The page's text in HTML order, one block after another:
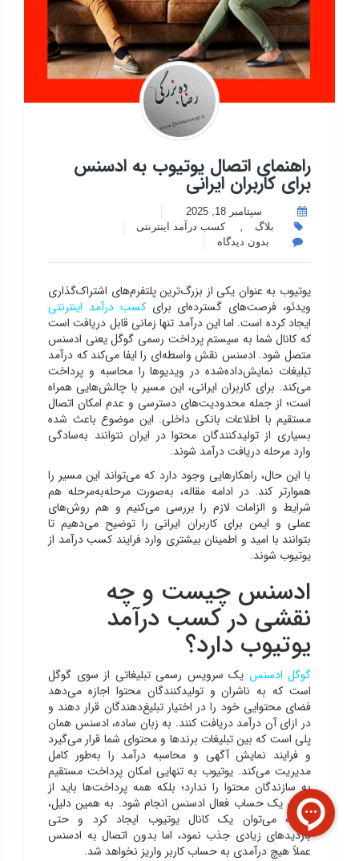
راهنمای اتصال یوتیوب به ادسنس
برای کاربران ایرانی
سپتامبر 18, 2025
بلاگ
,
کسب درآمد اینترنتی
بدون دیدگاه
یوتیوب به عنوان یکی از بزرگ‌ترین پلتفرم‌های اشتراک‌گذاری
ویدئو، فرصت‌های گسترده‌ای برایکسب درآمد اینترنتی
ایجاد کرده است. اما این درآمد تنها زمانی قابل دریافت است
که کانال شما به سیستم پرداخت رسمی گوگل یعنی ادسنس
متصل شود. ادسنس نقش واسطه‌ای را ایفا می‌کند که درآمد
تبلیغات نمایش‌داده‌شده در ویدیوها را محاسبه و پرداخت
می‌کند. برای کاربران ایرانی، این مسیر با چالش‌هایی همراه
است؛ از جمله محدودیت‌های دسترسی و عدم امکان اتصال
مستقیم با اطلاعات بانکی داخلی. این موضوع باعث شده
بسیاری از تولیدکنندگان محتوا در ایران نتوانند به‌سادگی
وارد مرحله دریافت درآمد شوند.
با این حال، راهکارهایی وجود دارد که می‌تواند این مسیر را
هموارتر کند. در ادامه مقاله، به‌صورت مرحله‌به‌مرحله هم
شرایط و الزامات لازم را بررسی می‌کنیم و هم روش‌های
عملی و ایمن برای کاربران ایرانی را توضیح می‌دهیم تا
بتوانند با امید و اطمینان بیشتری وارد فرایند کسب درآمد از
یوتیوب شوند.
ادسنس چیست و چه
نقشی در کسب درآمد
یوتیوب دارد؟
گوگل ادسنس یک سرویس رسمی تبلیغاتی از سوی گوگل
است که به ناشران و تولیدکنندگان محتوا اجازه می‌دهد
فضای محتوایی خود را در اختیار تبلیغ‌دهندگان قرار دهند و
در ازای آن درآمد دریافت کنند. به زبان ساده، ادسنس همان
پلی است که بین تبلیغات برندها و محتوای شما قرار می‌گیرد
و فرایند نمایش آگهی و محاسبه درآمد را به‌طور کامل
مدیریت می‌کند. یوتیوب به تنهایی امکان پرداخت مستقیم
به سازندگان محتوا را ندارد؛ بلکه همه پرداخت‌ها باید از
طریق یک حساب فعال ادسنس انجام شود. به همین دلیل،
اگرچه می‌توان یک کانال یوتیوب ایجاد کرد و حتی
بازدیدهای زیادی جذب نمود، اما بدون اتصال به ادسنس
عملاً هیچ درآمدی به حساب کاربر واریز نخواهد شد.